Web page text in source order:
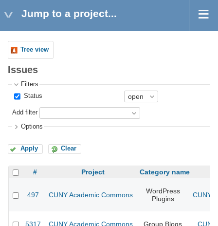
Jump to a project...
Tree view
Issues
Filters
Status
Add filter
Options
Apply Clear
# Project Category name
497 CUNY Academic Commons
WordPress
Plugins
CUNY
5317 CUNY Academic Commons Group Blogs